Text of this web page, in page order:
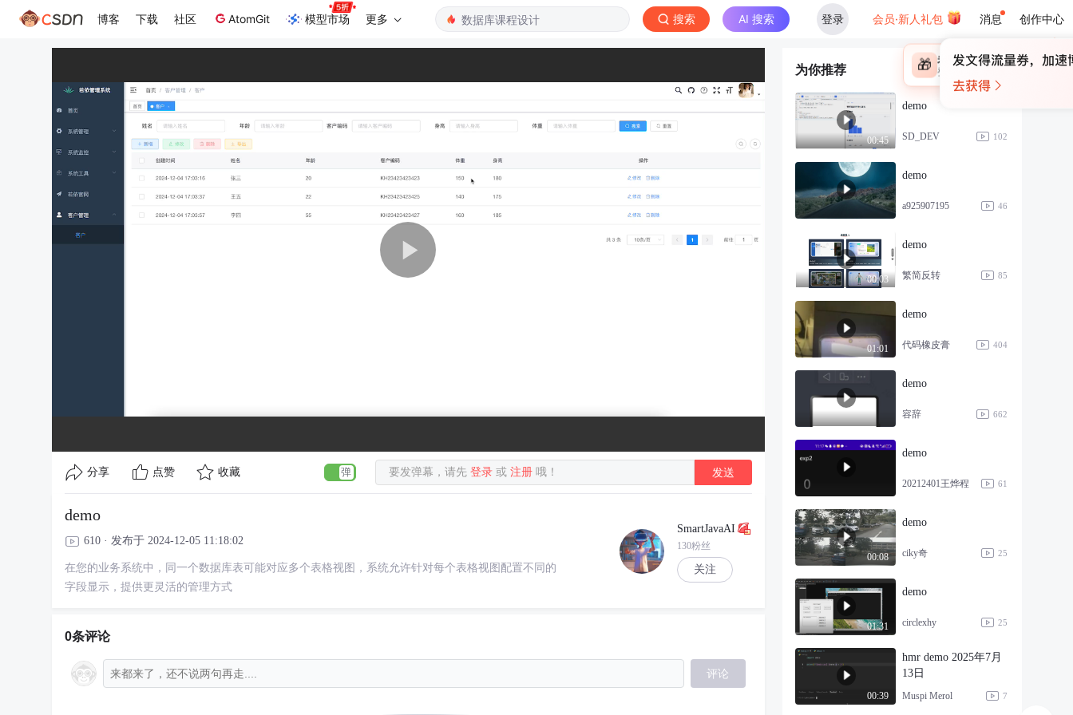
博客 下载 社区 AtomGit 模型市场 更多 搜索 AI 搜索 登录 会员·新人礼包 消息 创作中心
×
🎁 未登录
登录领取最高
分享 点赞 收藏 要发弹幕，请先登录 或注册 哦！ 发送
demo
610 · 发布于 2024-12-05 11:18:02
在您的业务系统中，同一个数据库表可能对应多个表格视图，系统允许针对每个表格视图配置不同的
字段显示，提供更灵活的管理方式
SmartJavaAI
130粉丝
关注
0条评论
评论
为你推荐
00:45
demo
SD_DEV 102
demo
a925907195 46
00:03
demo
繁简反转 85
01:01
demo
代码橡皮膏 404
demo
容辞 662
demo
20212401王烨程 61
00:08
demo
ciky奇 25
01:31
demo
circlexhy 25
00:39
hmr demo 2025年7月
13日
Muspi Merol 7